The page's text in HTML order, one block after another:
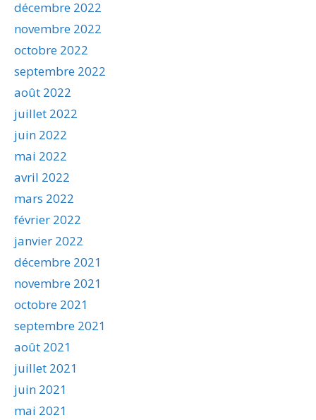
décembre 2022
novembre 2022
octobre 2022
septembre 2022
août 2022
juillet 2022
juin 2022
mai 2022
avril 2022
mars 2022
février 2022
janvier 2022
décembre 2021
novembre 2021
octobre 2021
septembre 2021
août 2021
juillet 2021
juin 2021
mai 2021